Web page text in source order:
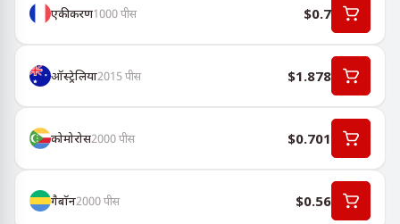
एकीकरण1000पीस $0.7
ऑस्ट्रेलिया2015पीस $1.878
कोमोरोस2000पीस $0.701
गैबॉन2000पीस $0.56